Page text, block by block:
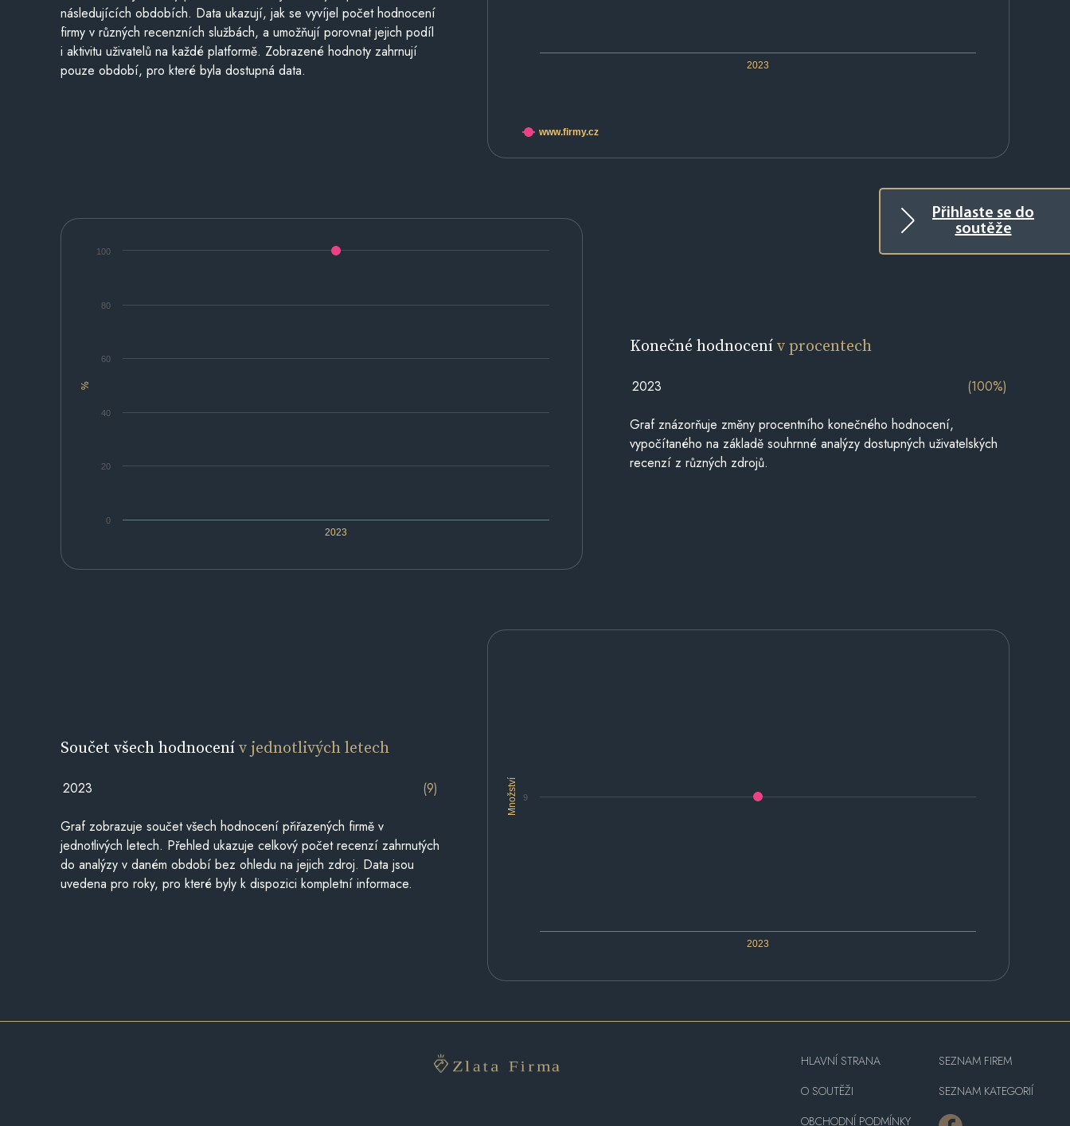
Přihlaste se do
soutěže
2023
www.firmy.cz
následujících obdobích. Data ukazují, jak se vyvíjel počet hodnocení
firmy v různých recenzních službách, a umožňují porovnat jejich podíl
i aktivitu uživatelů na každé platformě. Zobrazené hodnoty zahrnují
pouze období, pro které byla dostupná data.
%
2023
0
20
40
60
80
100
Konečné hodnocenív procentech
2023 (100%)
Graf znázorňuje změny procentního konečného hodnocení,
vypočítaného na základě souhrnné analýzy dostupných uživatelských
recenzí z různých zdrojů.
Množství
2023
9
Součet všech hodnocenív jednotlivých letech
2023 (9)
Graf zobrazuje součet všech hodnocení přiřazených firmě v
jednotlivých letech. Přehled ukazuje celkový počet recenzí zahrnutých
do analýzy v daném období bez ohledu na jejich zdroj. Data jsou
uvedena pro roky, pro které byly k dispozici kompletní informace.
HLAVNÍ STRANA
O SOUTĚŽI
OBCHODNÍ PODMÍNKY
SEZNAM FIREM
SEZNAM KATEGORIÍ